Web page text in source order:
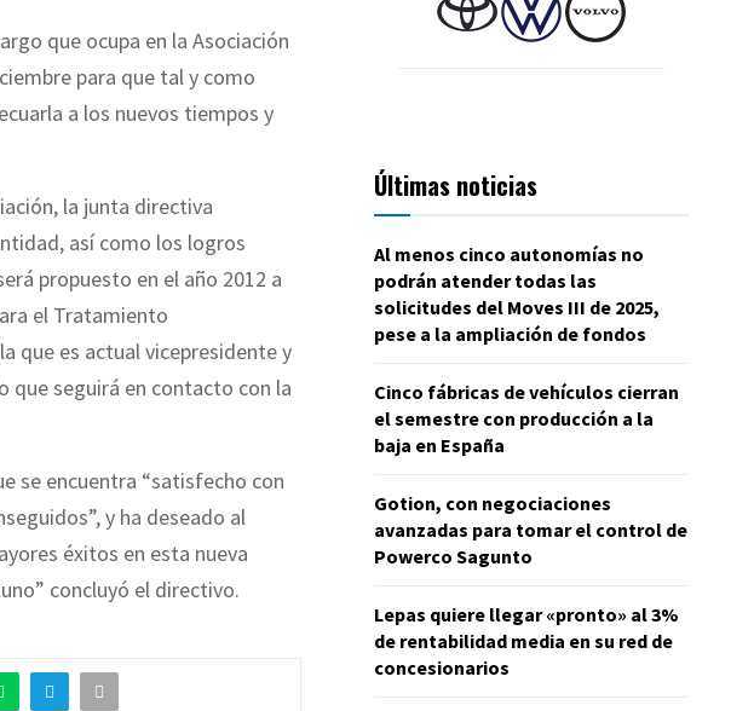
que ocupa en la Asociación
para que tal y como
a los nuevos tiempos y
la junta directiva
así como los logros
propuesto en el año 2012 a
el Tratamiento
que es actual vicepresidente y
que seguirá en contacto con la
se encuentra “satisfecho con
y ha deseado al
éxitos en esta nueva
concluyó el directivo.
Últimas noticias
Al menos cinco autonomías no
podrán atender todas las
solicitudes del Moves III de 2025,
pese a la ampliación de fondos
Cinco fábricas de vehículos cierran
el semestre con producción a la
baja en España
Gotion, con negociaciones
avanzadas para tomar el control de
Powerco Sagunto
Lepas quiere llegar «pronto» al 3%
de rentabilidad media en su red de
concesionarios